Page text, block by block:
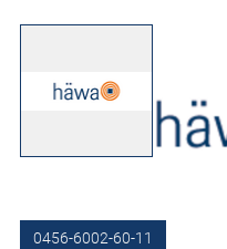
0456-6002-60-11